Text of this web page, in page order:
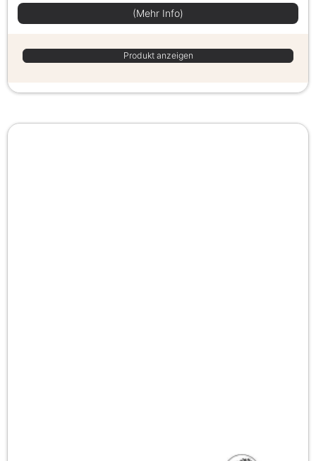
(Mehr Info)
Produkt anzeigen